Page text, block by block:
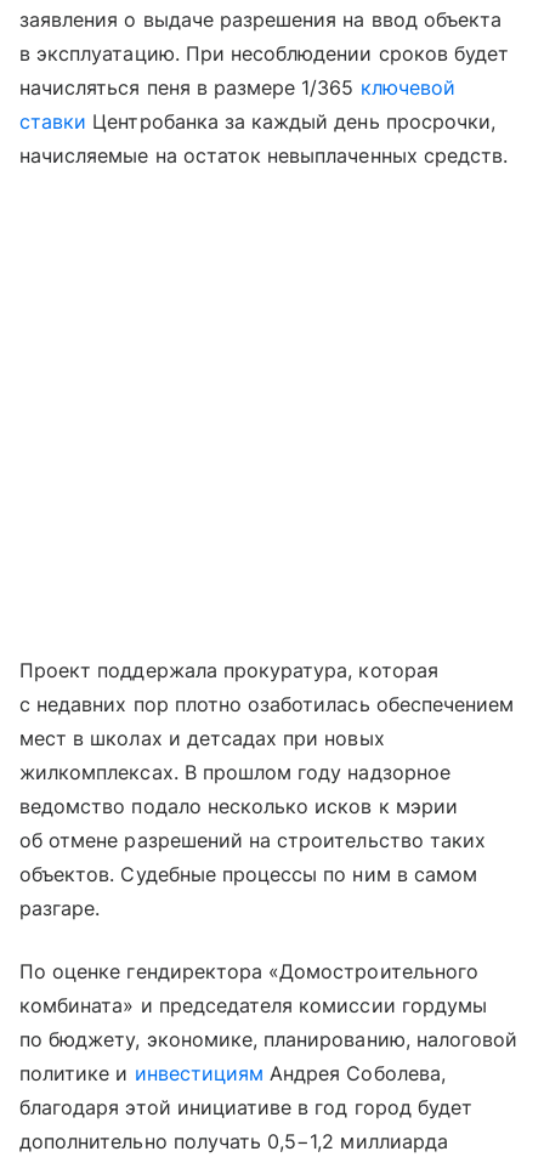
заявления о выдаче разрешения на ввод объекта
в эксплуатацию. При несоблюдении сроков будет
начисляться пеня в размере 1/365 ключевой
ставки Центробанка за каждый день просрочки,
начисляемые на остаток невыплаченных средств.
Проект поддержала прокуратура, которая
с недавних пор плотно озаботилась обеспечением
мест в школах и детсадах при новых
жилкомплексах. В прошлом году надзорное
ведомство подало несколько исков к мэрии
об отмене разрешений на строительство таких
объектов. Судебные процессы по ним в самом
разгаре.
По оценке гендиректора «Домостроительного
комбината» и председателя комиссии гордумы
по бюджету, экономике, планированию, налоговой
политике и инвестициям Андрея Соболева,
благодаря этой инициативе в год город будет
дополнительно получать 0,5−1,2 миллиарда